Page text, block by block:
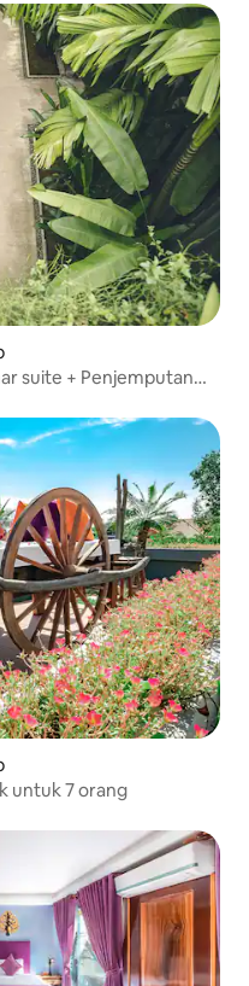
suite + Penjemputan
untuk 7 orang